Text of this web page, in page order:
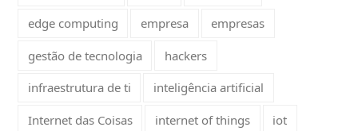
edge computing empresa empresas
gestão de tecnologia hackers
infraestrutura de ti inteligência artificial
Internet das Coisas internet of things iot